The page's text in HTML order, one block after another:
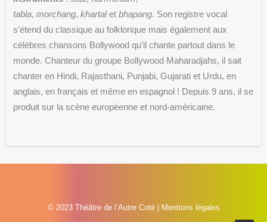
tabla, morchang, khartalet bhapang. Son registre vocal
s’étend du classique au folklorique mais également aux
célèbres chansons Bollywood qu’il chante partout dans le
monde. Chanteur du groupe Bollywood Maharadjahs, il sait
chanter en Hindi, Rajasthani, Punjabi, Gujarati et Urdu, en
anglais, en français et même en espagnol ! Depuis 9 ans, il se
produit sur la scène européenne et nord-américaine.
© 2023 Théâtre de l’Autre Coté | Mentions légales